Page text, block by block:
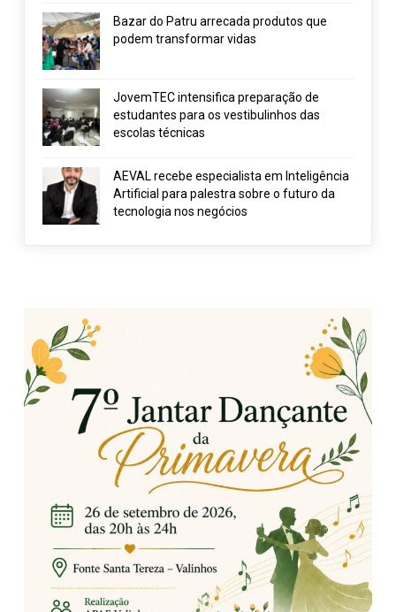
Bazar do Patru arrecada produtos que
podem transformar vidas
JovemTEC intensifica preparação de
estudantes para os vestibulinhos das
escolas técnicas
AEVAL recebe especialista em Inteligência
Artificial para palestra sobre o futuro da
tecnologia nos negócios